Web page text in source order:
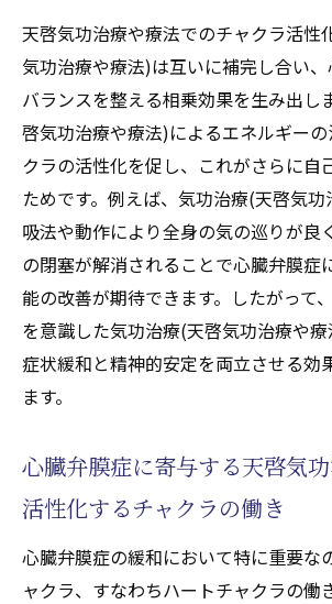
天啓気功治療や療法でのチャクラ活性
気功治療や療法)は互いに補完し合い
バランスを整える相乗効果を生み出し
啓気功治療や療法)によるエネルギー
クラの活性化を促し、これがさらに自
ためです。例えば、気功治療(天啓気
吸法や動作により全身の気の巡りが良
の閉塞が解消されることで心臓弁膜症
能の改善が期待できます。したがって
を意識した気功治療(天啓気功治療や
症状緩和と精神的安定を両立させる効
ます。
心臓弁膜症に寄与する天啓気
活性化するチャクラの働き
心臓弁膜症の緩和において特に重要な
ャクラ、すなわちハートチャクラの働